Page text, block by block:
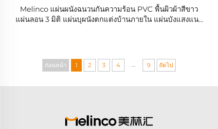
Melinco แผ่นผนังฉนวนกันความร้อน PVC พื้นผิวผ้าสีขาว
แผ่นลอน 3 มิติ แผ่นบุผนังตกแต่งบ้านภายใน แผ่นบังแสงแนว
ก่อนหน้า 1 2 3 4 9 ถัดไป